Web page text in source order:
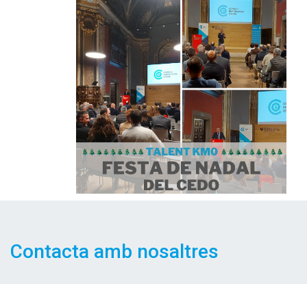
Contacta amb nosaltres